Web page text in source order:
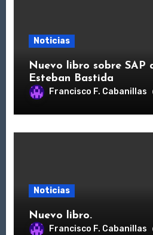
Noticias
Nuevo libro sobre SAP
Esteban Bastida
Francisco F. Cabanillas
Noticias
Nuevo libro.
Francisco F. Cabanillas